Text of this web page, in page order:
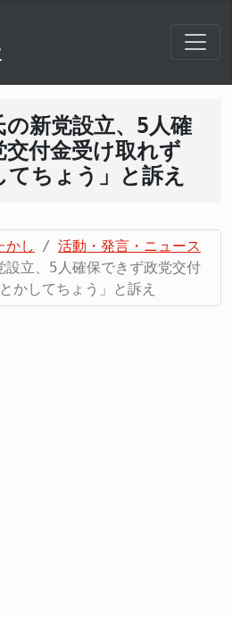
新党設立、5人確
付金受け取れず
てちょう」と訴え
かし
活動・発言・ニュース
設立、5人確保できず政党交付
かしてちょう」と訴え